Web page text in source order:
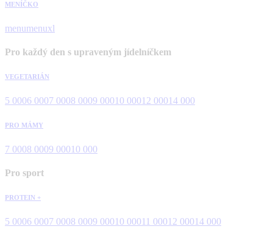
MENÍČKO
menumenuxl
Pro každý den s upraveným jídelníčkem
VEGETARIÁN
5 0006 0007 0008 0009 00010 00012 00014 000
PRO MÁMY
7 0008 0009 00010 000
Pro sport
PROTEIN +
5 0006 0007 0008 0009 00010 00011 00012 00014 000